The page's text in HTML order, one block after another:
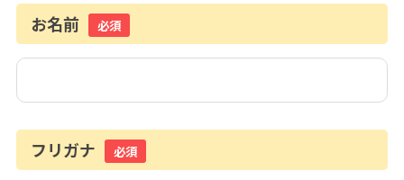
お名前 必須
フリガナ 必須